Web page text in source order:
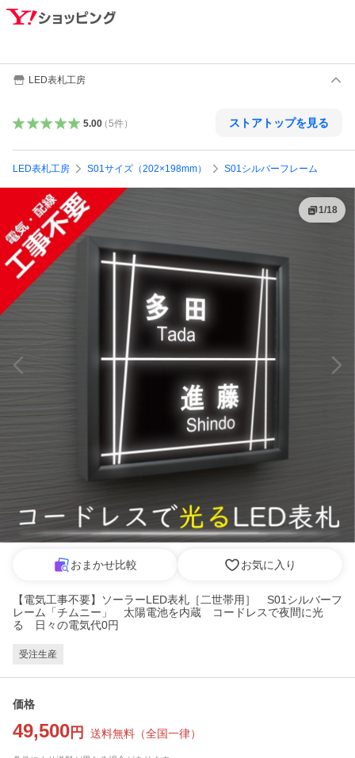
LED表札工房
5.00（5件） ストアトップを見る
LED表札工房 S01サイズ（202×198mm） S01シルバーフレーム
1/18
おまかせ比較 お気に入り
【電気工事不要】ソーラーLED表札［二世帯用］ S01シルバーフ
レーム「チムニー」 太陽電池を内蔵 コードレスで夜間に光
る 日々の電気代0円
受注生産
価格
49,500 円 送料無料 （全国一律）